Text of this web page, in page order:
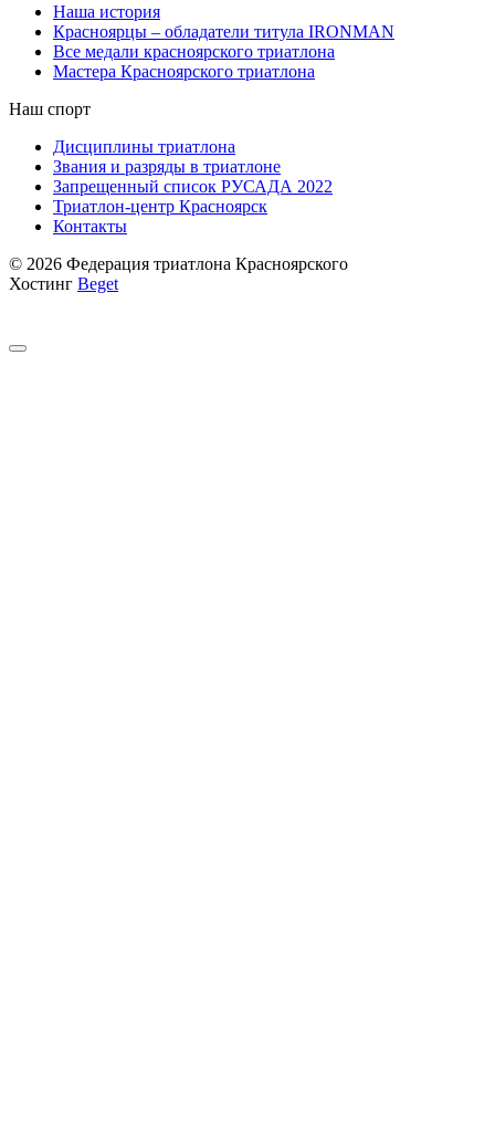
Наша история
Красноярцы – обладатели титула IRONMAN
Все медали красноярского триатлона
Мастера Красноярского триатлона
Наш спорт
Дисциплины триатлона
Звания и разряды в триатлоне
Запрещенный список РУСАДА 2022
Триатлон-центр Красноярск
Контакты
© 2026 Федерация триатлона Красноярского
Хостинг Beget